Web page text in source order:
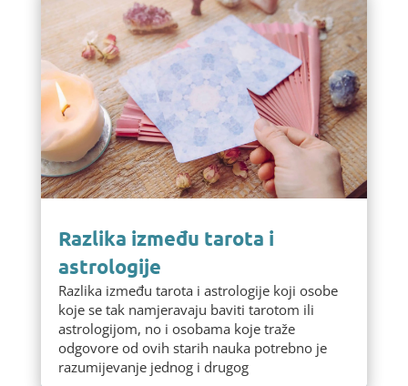
Razlika između tarota i
astrologije
Razlika između tarota i astrologije koji osobe
koje se tak namjeravaju baviti tarotom ili
astrologijom, no i osobama koje traže
odgovore od ovih starih nauka potrebno je
razumijevanje jednog i drugog